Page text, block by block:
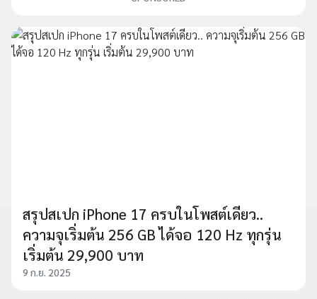
สรุปสเปก iPhone 17 ครบในโพสต์เดียว..
ความจุเริ่มต้น 256 GB ได้จอ 120 Hz ทุกรุ่น
เริ่มต้น 29,900 บาท
9 ก.ย. 2025